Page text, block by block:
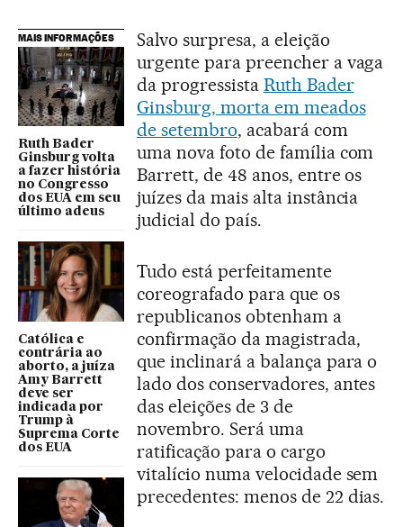
MAIS INFORMAÇÕES
Ruth Bader
Ginsburg volta
a fazer história
no Congresso
dos EUA em seu
último adeus
Católica e
contrária ao
aborto, a juíza
Amy Barrett
deve ser
indicada por
Trump à
Suprema Corte
dos EUA
Salvo surpresa, a eleição
urgente para preencher a vaga
da progressista Ruth Bader
Ginsburg, morta em meados
de setembro, acabará com
uma nova foto de família com
Barrett, de 48 anos, entre os
juízes da mais alta instância
judicial do país.
Tudo está perfeitamente
coreografado para que os
republicanos obtenham a
confirmação da magistrada,
que inclinará a balança para o
lado dos conservadores, antes
das eleições de 3 de
novembro. Será uma
ratificação para o cargo
vitalício numa velocidade sem
precedentes: menos de 22 dias.